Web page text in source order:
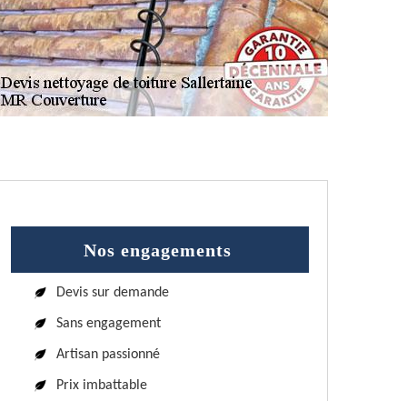
Nos engagements
Devis sur demande
Sans engagement
Artisan passionné
Prix imbattable